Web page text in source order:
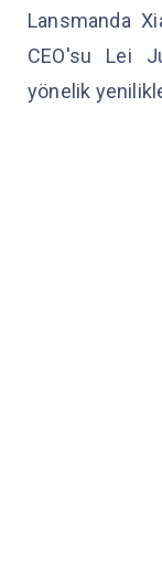
Lansmanda
CEO'su Lei
yönelik